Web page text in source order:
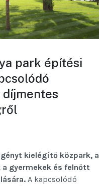
park építési
kielégítő közpark, a
gyermekek és felnőtt
A kapcsolódó